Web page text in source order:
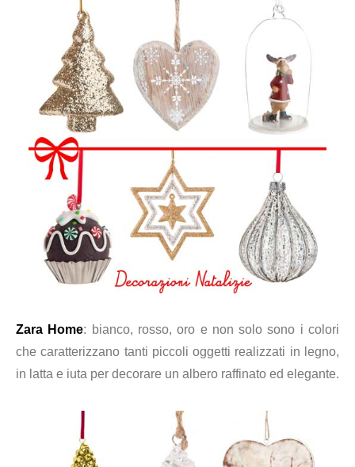
Zara Home: bianco, rosso, oro e non solo sono i colori
che caratterizzano tanti piccoli oggetti realizzati in legno,
in latta e iuta per decorare un albero raffinato ed elegante.